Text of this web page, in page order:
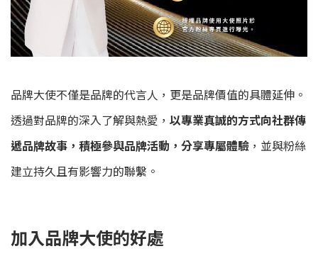
品牌大使不僅是品牌的代言人，更是品牌價值的具體延伸。
透過對品牌的深入了解與熱愛， 以專業真誠的方式向社群傳
遞品牌故事，積極參與品牌活動，分享專屬體驗 ，並與粉絲
建立持久且有影響力的聯繫。
加入品牌大使的好處